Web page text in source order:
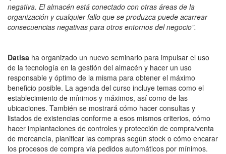
negativa. El almacén está conectado con otras áreas de la
organización y cualquier fallo que se produzca puede acarrear
consecuencias negativas para otros entornos del negocio”.
Datisa ha organizado un nuevo seminario para impulsar el uso
de la tecnología en la gestión del almacén y hacer un uso
responsable y óptimo de la misma para obtener el máximo
beneficio posible. La agenda del curso incluye temas como el
establecimiento de mínimos y máximos, así como de las
ubicaciones. También se mostrará cómo hacer consultas y
listados de existencias conforme a esos mismos criterios, cómo
hacer implantaciones de controles y protección de compra/venta
de mercancía, planificar las compras según stock o cómo encarar
los procesos de compra vía pedidos automáticos por mínimos.